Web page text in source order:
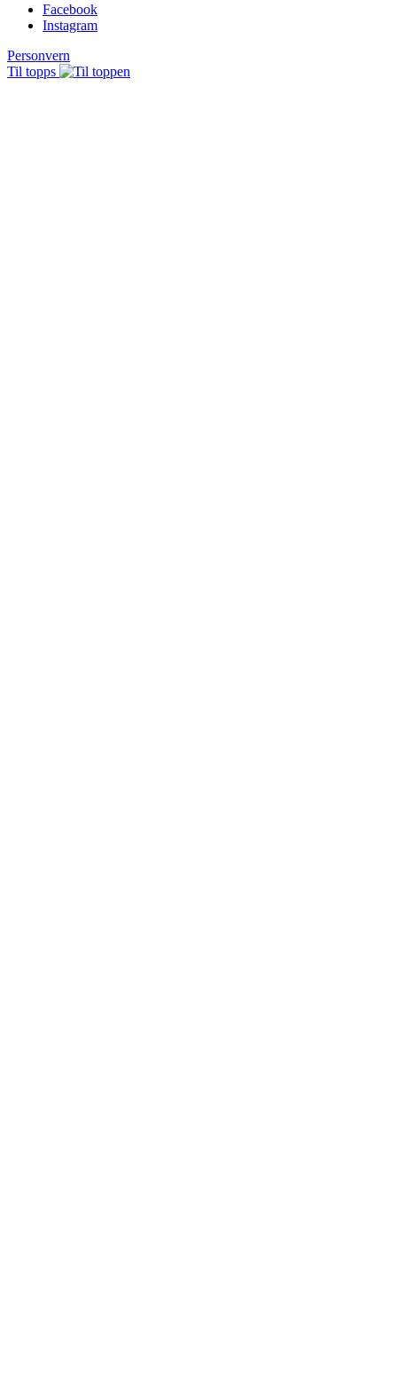
Facebook
Instagram
Personvern
Til topps